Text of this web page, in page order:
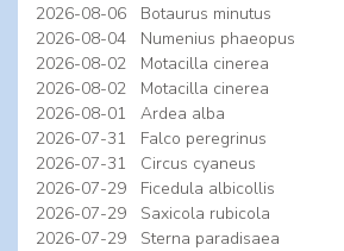
2026-08-06
Botaurus minutus
2026-08-04
Numenius phaeopus
2026-08-02
Motacilla cinerea
2026-08-02
Motacilla cinerea
2026-08-01
Ardea alba
2026-07-31
Falco peregrinus
2026-07-31
Circus cyaneus
2026-07-29
Ficedula albicollis
2026-07-29
Saxicola rubicola
2026-07-29
Sterna paradisaea